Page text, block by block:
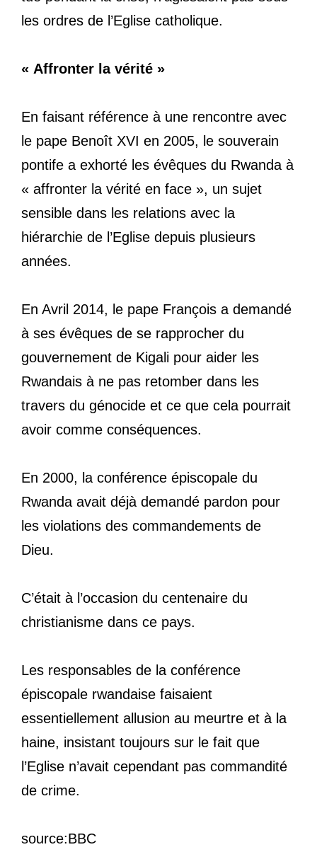
les ordres de l’Eglise catholique.
« Affronter la vérité »
En faisant référence à une rencontre avec
le pape Benoît XVI en 2005, le souverain
pontife a exhorté les évêques du Rwanda à
« affronter la vérité en face », un sujet
sensible dans les relations avec la
hiérarchie de l’Eglise depuis plusieurs
années.
En Avril 2014, le pape François a demandé
à ses évêques de se rapprocher du
gouvernement de Kigali pour aider les
Rwandais à ne pas retomber dans les
travers du génocide et ce que cela pourrait
avoir comme conséquences.
En 2000, la conférence épiscopale du
Rwanda avait déjà demandé pardon pour
les violations des commandements de
Dieu.
C’était à l’occasion du centenaire du
christianisme dans ce pays.
Les responsables de la conférence
épiscopale rwandaise faisaient
essentiellement allusion au meurtre et à la
haine, insistant toujours sur le fait que
l’Eglise n’avait cependant pas commandité
de crime.
source:BBC